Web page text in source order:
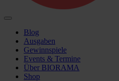
Blog
Ausgaben
Gewinnspiele
Events & Termine
Über BIORAMA
Shop